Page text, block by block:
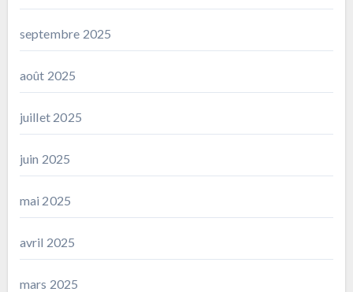
septembre 2025
août 2025
juillet 2025
juin 2025
mai 2025
avril 2025
mars 2025